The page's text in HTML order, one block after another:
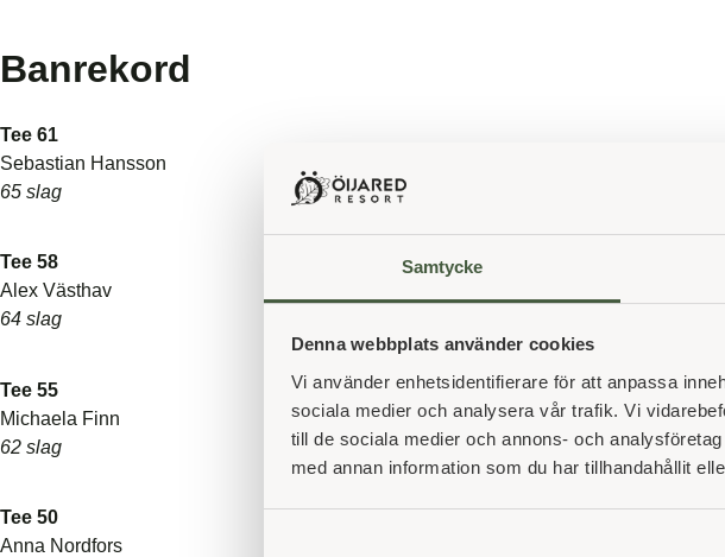
Samtycke
Denna webbplats använder cookies
Vi använder enhetsidentifierare för att anpassa
sociala medier och analysera vår trafik. Vi
till de sociala medier och annons- och
med annan information som du har tillhandahållit
Banrekord
Tee 61
Sebastian Hansson
65 slag
Tee 58
Alex Västhav
64 slag
Tee 55
Michaela Finn
62 slag
Tee 50
Anna Nordfors